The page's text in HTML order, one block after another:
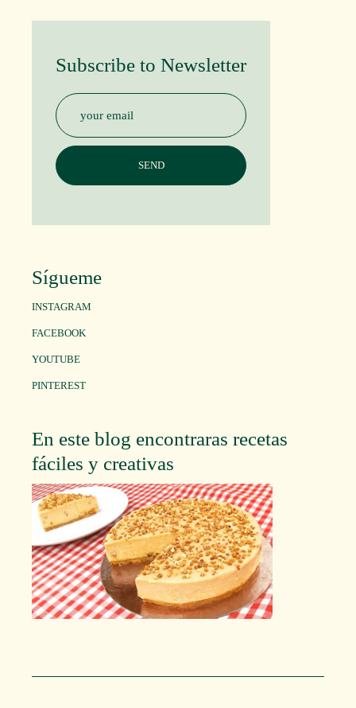
Subscribe to Newsletter
Sígueme
INSTAGRAM
FACEBOOK
YOUTUBE
PINTEREST
En este blog encontraras recetas
fáciles y creativas